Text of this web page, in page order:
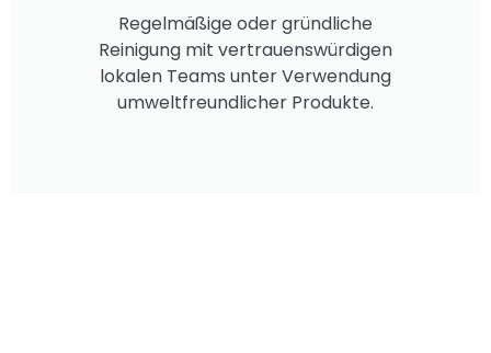
Regelmäßige oder gründliche
Reinigung mit vertrauenswürdigen
lokalen Teams unter Verwendung
umweltfreundlicher Produkte.